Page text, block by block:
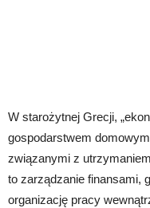
W starożytnej Grecji,
gospodarstwem
związanymi z
to zarządzanie finansami,
organizację pracy